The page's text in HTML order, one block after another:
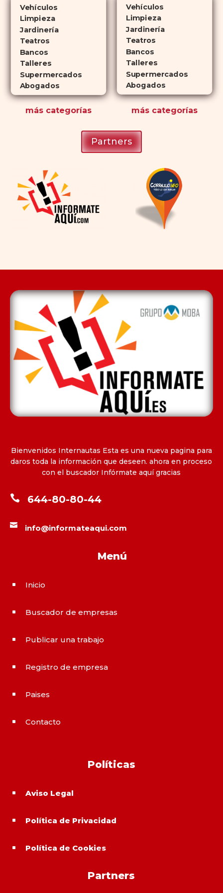
atractiva para quienes no desean
planificar sus actividades
románticas con antelación.
Vehículos
Limpieza
Jardinería
Teatros
Bancos
Talleres
Supermercados
Abogados
más categorías
Vehículos
Limpieza
Jardinería
Teatros
Bancos
Talleres
Supermercados
Abogados
máscategorías
Partners
Bienvenidos Internautas Esta es una nueva pagina para
daros toda la información que deseen. ahora en proceso
con el buscador Infórmate aquí gracias
 644-80-80-44
 info@informateaqui.com
Menú
^ Inicio
^ Buscador de empresas
^ Publicar una trabajo
^ Registro de empresa
^ Paises
^ Contacto
Políticas
^ Aviso Legal
^ Política de Privacidad
^ Política de Cookies
Partners